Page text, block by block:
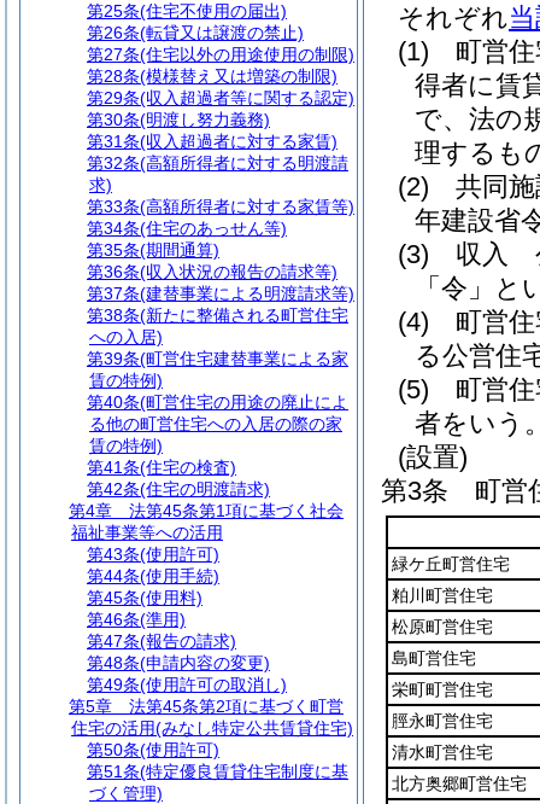
それぞれ
(1)
町営
得者に賃
で、法の
理するも
(2)
共同
年建設省
(3)
収入
「令」と
(4)
町営
る公営住
(5)
町営
者をいう
(設置)
第3条
町営
緑ケ丘町営住宅
粕川町営住宅
松原町営住宅
島町営住宅
栄町町営住宅
脛永町営住宅
清水町営住宅
北方奥郷町営住宅
第25条(住宅不使用の届出)
第26条(転貸又は譲渡の禁止)
第27条(住宅以外の用途使用の制限)
第28条(模様替え又は増築の制限)
第29条(収入超過者等に関する認定)
第30条(明渡し努力義務)
第31条(収入超過者に対する家賃)
第32条(高額所得者に対する明渡請
求)
第33条(高額所得者に対する家賃等)
第34条(住宅のあっせん等)
第35条(期間通算)
第36条(収入状況の報告の請求等)
第37条(建替事業による明渡請求等)
第38条(新たに整備される町営住宅
への入居)
第39条(町営住宅建替事業による家
賃の特例)
第40条(町営住宅の用途の廃止によ
る他の町営住宅への入居の際の家
賃の特例)
第41条(住宅の検査)
第42条(住宅の明渡請求)
第4章
法第45条第1項に基づく社会
福祉事業等への活用
第43条(使用許可)
第44条(使用手続)
第45条(使用料)
第46条(準用)
第47条(報告の請求)
第48条(申請内容の変更)
第49条(使用許可の取消し)
第5章
法第45条第2項に基づく町営
住宅の活用(みなし特定公共賃貸住宅)
第50条(使用許可)
第51条(特定優良賃貸住宅制度に基
づく管理)